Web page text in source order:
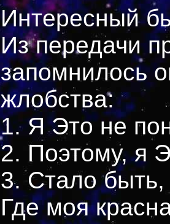
Интересный
Из передачи
запомнилось
жлобства:
1. Я Это не
2. Поэтому, я
3. Стало
Где моя